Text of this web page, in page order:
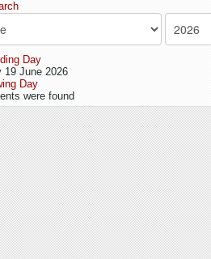
Day
19 June 2026
Day
were found